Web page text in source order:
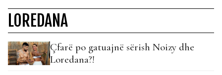
LOREDANA
Çfarë po gatuajnë sërish Noizy dhe
Loredana?!